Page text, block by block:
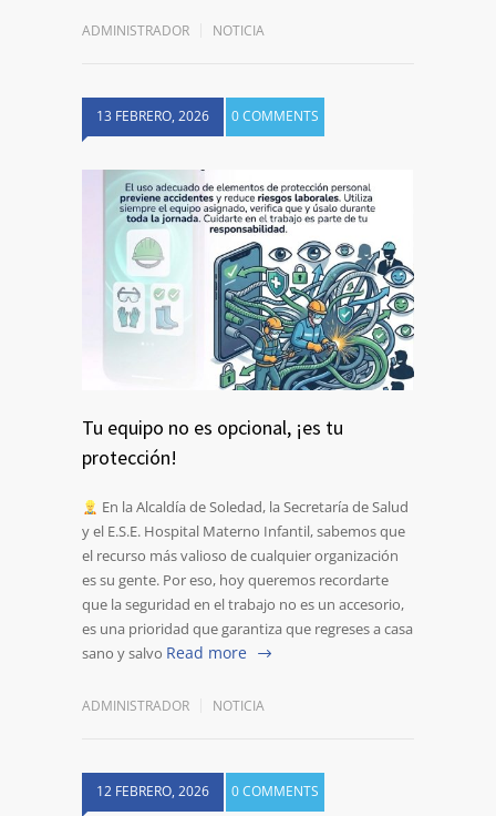
ADMINISTRADOR NOTICIA
13 FEBRERO, 2026 0 COMMENTS
Tu equipo no es opcional, ¡es tu
protección!
En la Alcaldía de Soledad, la Secretaría de Salud
y el E.S.E. Hospital Materno Infantil, sabemos que
el recurso más valioso de cualquier organización
es su gente. Por eso, hoy queremos recordarte
que la seguridad en el trabajo no es un accesorio,
es una prioridad que garantiza que regreses a casa
sano y salvo Read more
ADMINISTRADOR NOTICIA
12 FEBRERO, 2026 0 COMMENTS